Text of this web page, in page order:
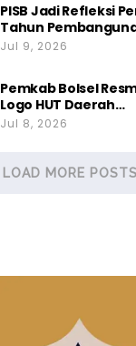
PISB Jadi Refleksi
Tahun
Jul 9, 2026
Pemkab Bolsel
Logo HUT Daerah…
Jul 8, 2026
LOAD MORE POSTS